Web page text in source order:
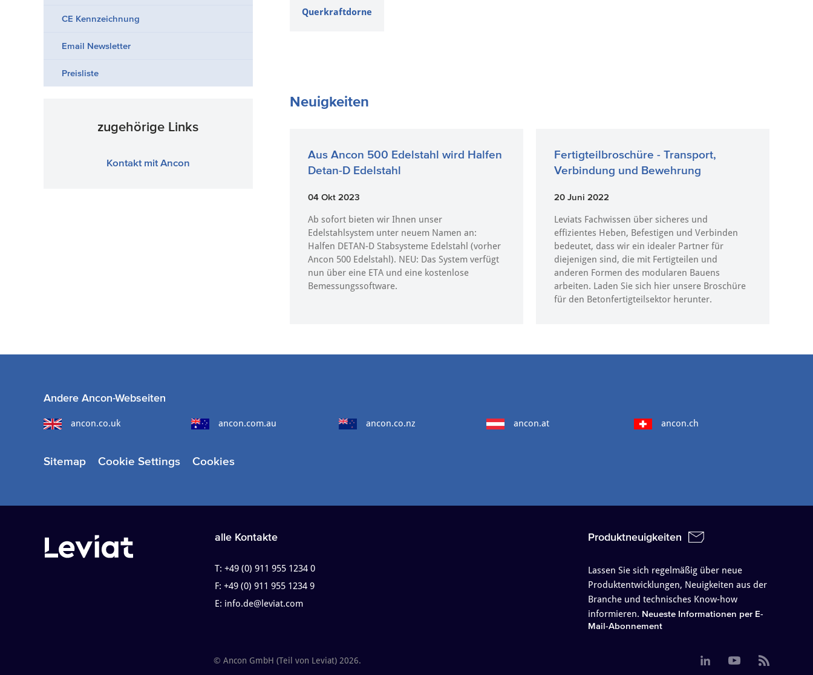
Querkraftdorne
Neuigkeiten
Aus Ancon 500 Edelstahl wird Halfen
Detan-D Edelstahl
04 Okt 2023
Ab sofort bieten wir Ihnen unser
Edelstahlsystem unter neuem Namen an:
Halfen DETAN-D Stabsysteme Edelstahl (vorher
Ancon 500 Edelstahl). NEU: Das System verfügt
nun über eine ETA und eine kostenlose
Bemessungssoftware.
Fertigteilbroschüre - Transport,
Verbindung und Bewehrung
20 Juni 2022
Leviats Fachwissen über sicheres und
effizientes Heben, Befestigen und Verbinden
bedeutet, dass wir ein idealer Partner für
diejenigen sind, die mit Fertigteilen und
anderen Formen des modularen Bauens
arbeiten. Laden Sie sich hier unsere Broschüre
für den Betonfertigteilsektor herunter.
CE Kennzeichnung
Email Newsletter
Preisliste
zugehörige Links
Kontakt mit Ancon
Andere Ancon-Webseiten
ancon.co.uk ancon.com.au ancon.co.nz ancon.at ancon.ch
Sitemap Cookie Settings Cookies
alle Kontakte
T: +49 (0) 911 955 1234 0
F: +49 (0) 911 955 1234 9
E: info.de@leviat.com
Produktneuigkeiten
Lassen Sie sich regelmäßig über neue
Produktentwicklungen, Neuigkeiten aus der
Branche und technisches Know-how
informieren. Neueste Informationen per E-
Mail-Abonnement
© Ancon GmbH (Teil von Leviat) 2026.